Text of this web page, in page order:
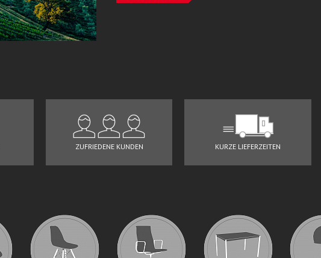
ZUFRIEDENE KUNDEN KURZE LIEFERZEITEN